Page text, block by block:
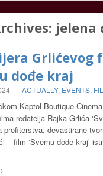
jelena
Grlićevog
dođe kraj
- ACTUALLY, EVENTS,
Kaptol Boutique
redatelja Rajka Grlića
profiterstva, devastirane
– film ‘Svemu dođe kraj’